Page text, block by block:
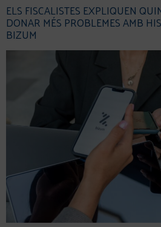
ELS FISCALISTES EXPLIQUEN
DONAR MÉS PROBLEMES AMB
BIZUM